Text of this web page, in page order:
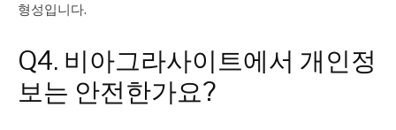
형성입니다.
Q4. 비아그라사이트에서 개인정
보는 안전한가요?